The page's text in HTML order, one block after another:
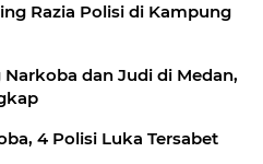
Razia Polisi di Kampung
dan Judi di Medan,
4 Polisi Luka Tersabet